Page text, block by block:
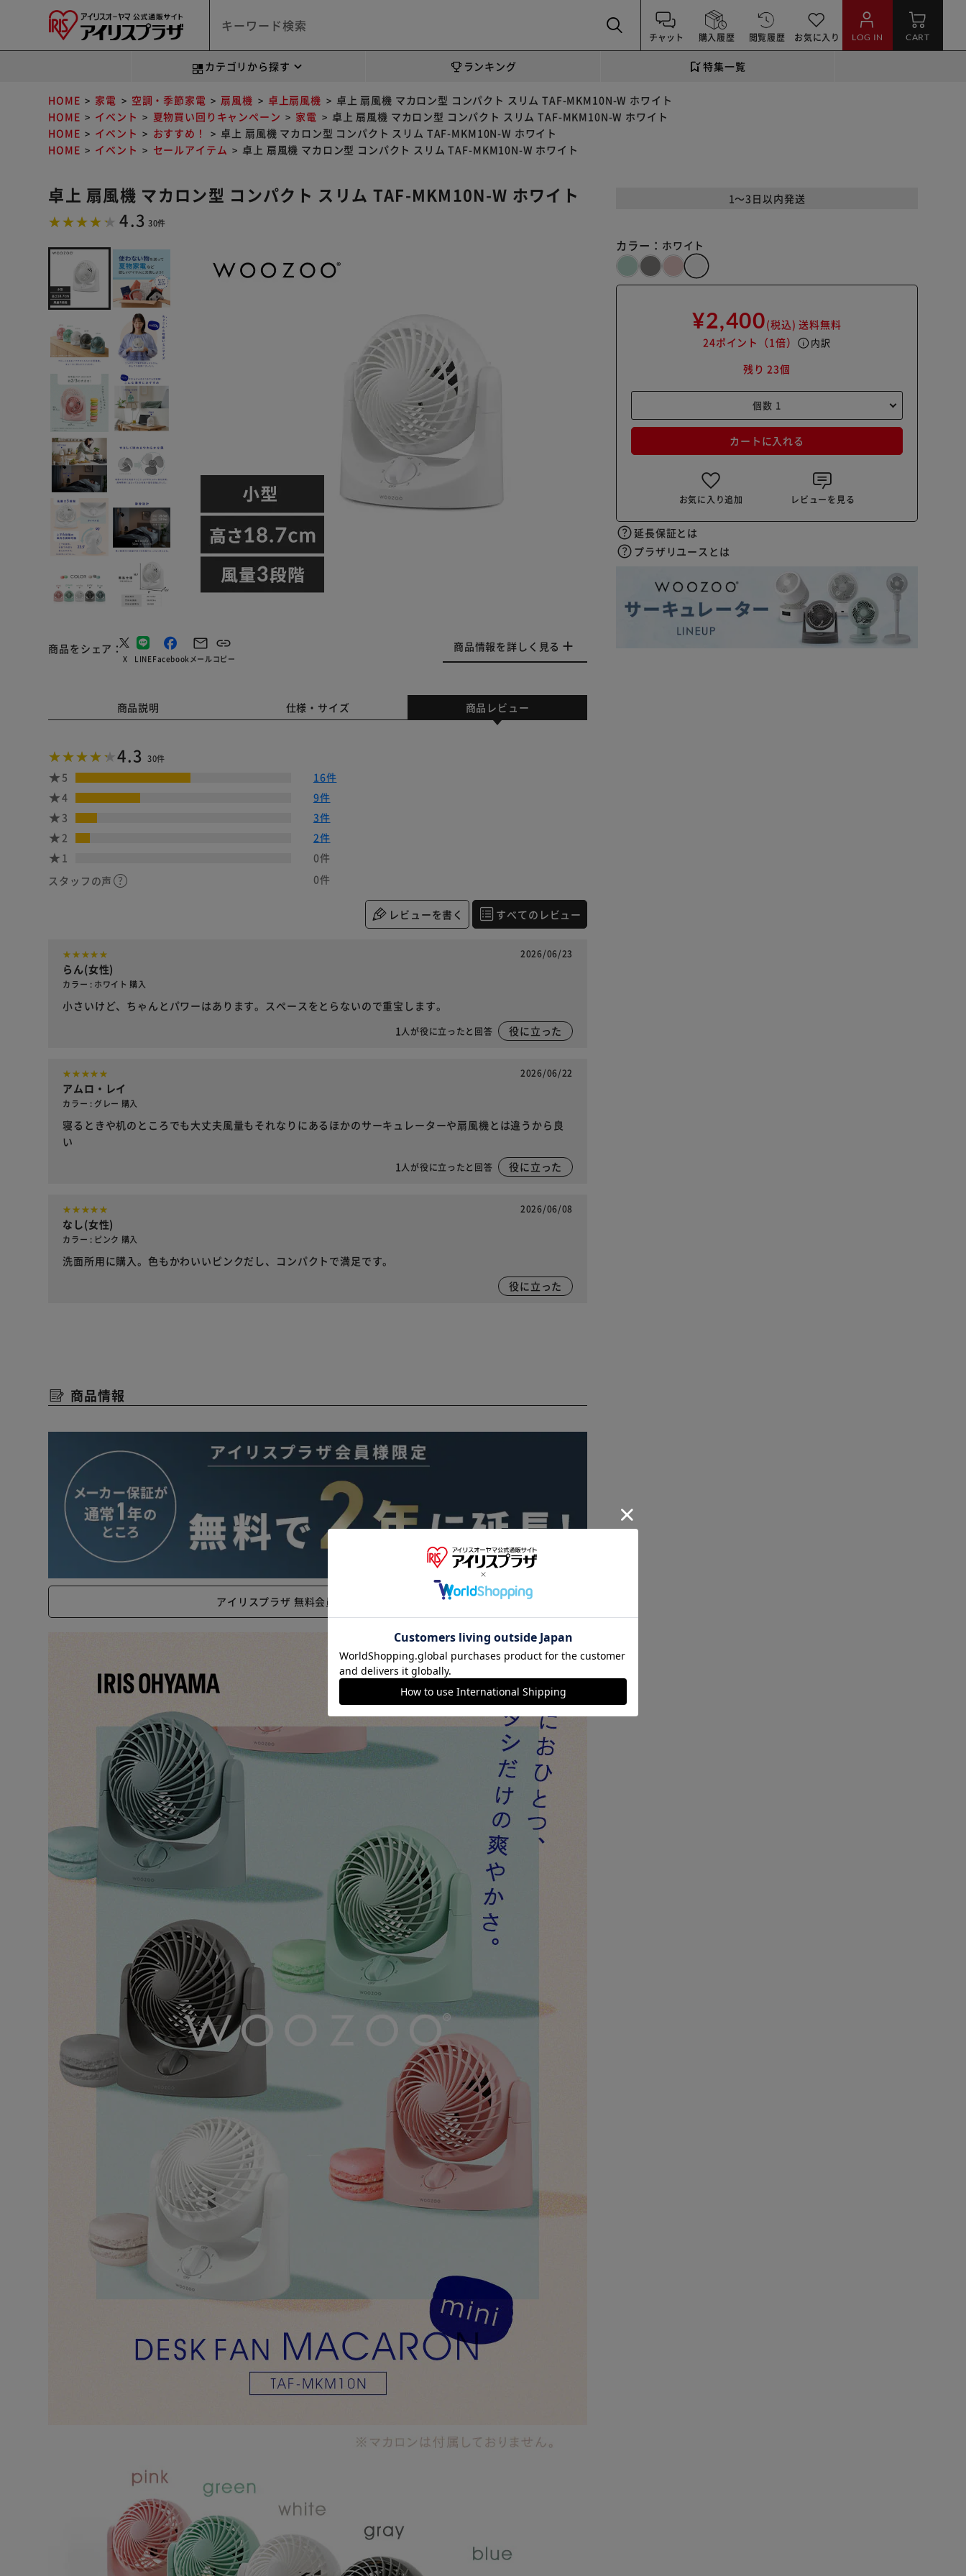
チャット 購入履歴 閲覧履歴 お気に入り LOG IN CART
カテゴリから探す ランキング 特集一覧
HOME 家電 空調・季節家電 扇風機 卓上扇風機
卓上 扇風機 マカロン型 コンパクト スリム TAF-MKM10N-W ホワイト
HOME
イベント 夏物買い回りキャンペーン 家電
卓上 扇風機 マカロン型 コンパクト スリム TAF-MKM10N-W ホワイト
HOME
イベント おすすめ！
卓上 扇風機 マカロン型 コンパクト スリム TAF-MKM10N-W ホワイト
HOME
イベント セールアイテム 卓上 扇風機 マカロン型 コンパクト スリム TAF-MKM10N-W ホワイト
卓上 扇風機 マカロン型 コンパクト スリム TAF-MKM10N-W ホワイト
4.3 30件
商品をシェア
X LINEFacebookメールコピー
商品情報を詳しく見る
1～3日以内発送
カラー： ホワイト
¥2,400(税込) 送料無料
24ポイント （1倍） info 内訳
残り 23個
カートに入れる
お気に入り追加 レビューを見る
延長保証とは
プラザリユースとは
商品説明 仕様・サイズ 商品レビュー
4.3 30件
5
16件
4
9件
3
3件
2
2件
1
0件
スタッフの声
0件
レビューを書く すべてのレビュー
2026/06/23
らん(女性)
カラー : ホワイト 購入
小さいけど、ちゃんとパワーはあります。スペースをとらないので重宝します。
1人が役に立ったと回答 役に立った
2026/06/22
アムロ・レイ
カラー : グレー 購入
寝るときや机のところでも大丈夫風量もそれなりにあるほかのサーキュレーターや扇風機とは違うから良
い
1人が役に立ったと回答 役に立った
2026/06/08
なし(女性)
カラー : ピンク 購入
洗面所用に購入。色もかわいいピンクだし、コンパクトで満足です。
役に立った
商品情報
アイリスプラザ 無料会員登録はこちら
※ご確認ください